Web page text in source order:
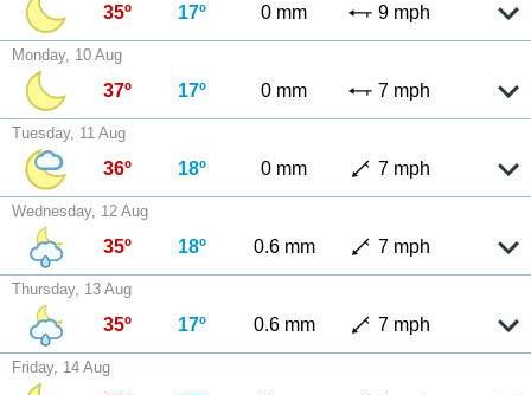
35º 17º 0 mm 9 mph
Monday, 10 Aug
37º 17º 0 mm 7 mph
Tuesday, 11 Aug
36º 18º 0 mm 7 mph
Wednesday, 12 Aug
35º 18º 0.6 mm 7 mph
Thursday, 13 Aug
35º 17º 0.6 mm 7 mph
Friday, 14 Aug